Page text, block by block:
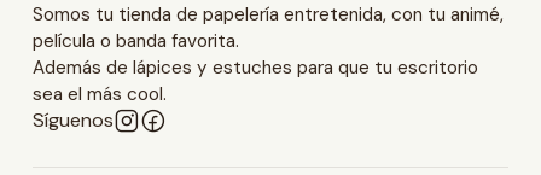
Somos tu tienda de papelería entretenida, con tu animé,
película o banda favorita.
Además de lápices y estuches para que tu escritorio
sea el más cool.
Síguenos